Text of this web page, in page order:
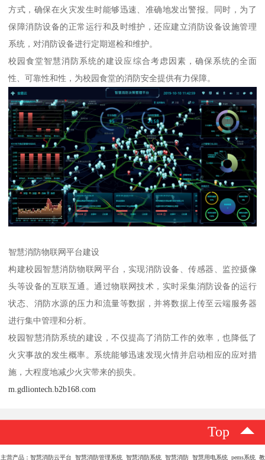
方式，确保在火灾发生时能够迅速、准确地发出警报。同时，为了
保障消防设备的正常运行和及时维护，还应建立消防设备设施管理
系统，对消防设备进行定期巡检和维护。
校园食堂智慧消防系统的建设应综合考虑因素，确保系统的全面
性、可靠性和性，为校园食堂的消防安全提供有力保障。
智慧消防物联网平台建设
构建校园智慧消防物联网平台，实现消防设备、传感器、监控摄像
头等设备的互联互通。通过物联网技术，实时采集消防设备的运行
状态、消防水源的压力和流量等数据，并将数据上传至云端服务器
进行集中管理和分析。
校园智慧消防系统的建设，不仅提高了消防工作的效率，也降低了
火灾事故的发生概率。系统能够迅速发现火情并启动相应的应对措
施，大程度地减少火灾带来的损失。
m.gdliontech.b2b168.com
Top
主营产品：智慧消防云平台 智慧消防管理系统 智慧消防系统 智慧消防 智慧用电系统 pems系统 教